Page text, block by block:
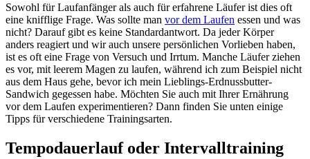
Sowohl für Laufanfänger als auch für erfahrene Läufer ist dies oft
eine knifflige Frage. Was sollte man vor dem Laufen essen und was
nicht? Darauf gibt es keine Standardantwort. Da jeder Körper
anders reagiert und wir auch unsere persönlichen Vorlieben haben,
ist es oft eine Frage von Versuch und Irrtum. Manche Läufer ziehen
es vor, mit leerem Magen zu laufen, während ich zum Beispiel nicht
aus dem Haus gehe, bevor ich mein Lieblings-Erdnussbutter-
Sandwich gegessen habe. Möchten Sie auch mit Ihrer Ernährung
vor dem Laufen experimentieren? Dann finden Sie unten einige
Tipps für verschiedene Trainingsarten.
Tempodauerlauf oder Intervalltraining